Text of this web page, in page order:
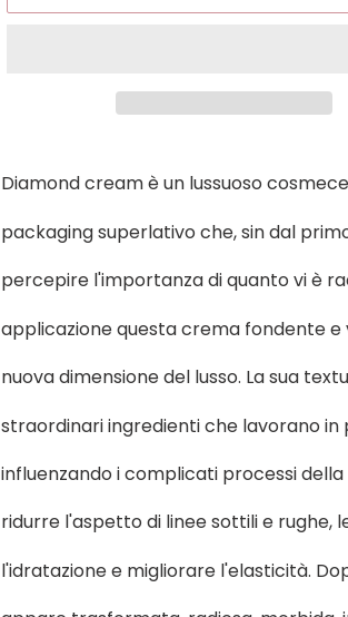
del
nel
Diamond cream è un lussuoso
packaging superlativo che, sin dal
percepire l'importanza di quanto vi è
applicazione questa crema fondente
nuova dimensione del lusso. La sua
straordinari ingredienti che lavorano
influenzando i complicati processi
ridurre l'aspetto di linee sottili e rughe,
l'idratazione e migliorare l'elasticità.